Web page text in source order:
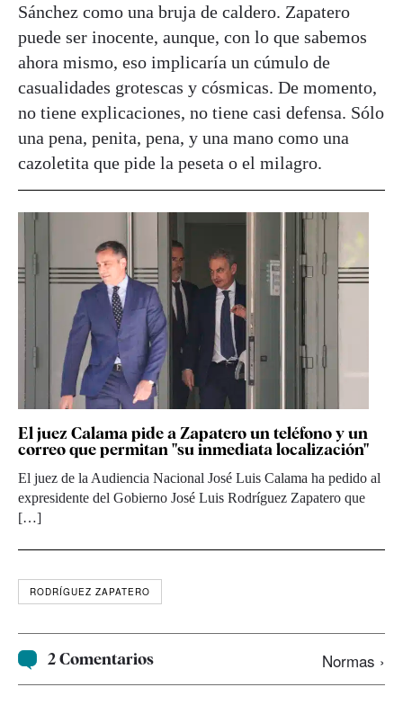
Sánchez como una bruja de caldero. Zapatero
puede ser inocente, aunque, con lo que sabemos
ahora mismo, eso implicaría un cúmulo de
casualidades grotescas y cósmicas. De momento,
no tiene explicaciones, no tiene casi defensa. Sólo
una pena, penita, pena, y una mano como una
cazoletita que pide la peseta o el milagro.
El juez Calama pide a Zapatero un teléfono y un
correo que permitan "su inmediata localización"
El juez de la Audiencia Nacional José Luis Calama ha pedido al
expresidente del Gobierno José Luis Rodríguez Zapatero que
[…]
RODRÍGUEZ ZAPATERO
2 Comentarios Normas ›